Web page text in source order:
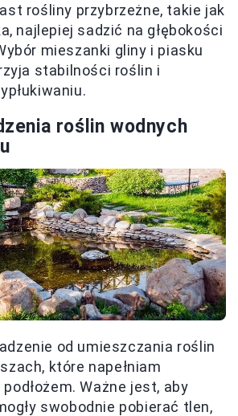
rośliny przybrzeżne, takie jak
najlepiej sadzić na głębokości
mieszanki gliny i piasku
stabilności roślin i
roślin wodnych
od umieszczania roślin
które napełniam
Ważne jest, aby
swobodnie pobierać tlen,